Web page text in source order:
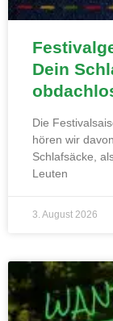
Dein
Die
hören wir
Schlafsäcke,
Leuten
3. August 2026